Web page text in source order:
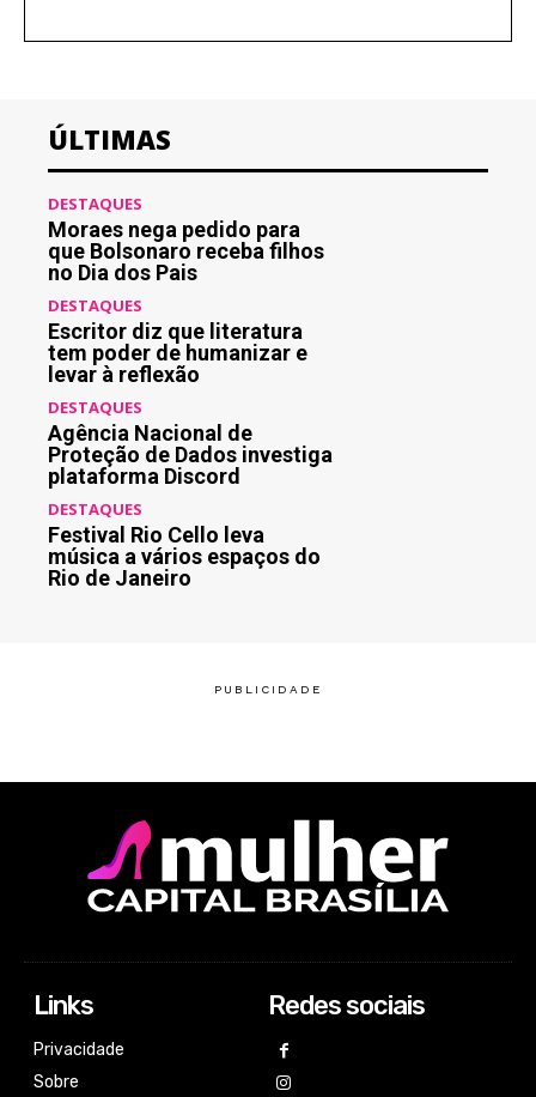
ÚLTIMAS
DESTAQUES
Moraes nega pedido para
que Bolsonaro receba filhos
no Dia dos Pais
DESTAQUES
Escritor diz que literatura
tem poder de humanizar e
levar à reflexão
DESTAQUES
Agência Nacional de
Proteção de Dados investiga
plataforma Discord
DESTAQUES
Festival Rio Cello leva
música a vários espaços do
Rio de Janeiro
Links
Privacidade
Sobre
Redes sociais